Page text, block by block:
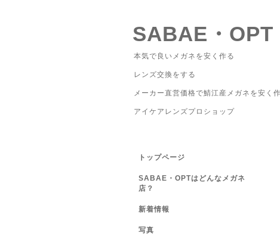
SABAE・OPT
本気で良いメガネを安く作る
レンズ交換をする
メーカー直営価格で鯖江産メガネを安く
アイケアレンズプロショップ
トップページ
SABAE・OPTはどんなメガネ
店？
新着情報
写真